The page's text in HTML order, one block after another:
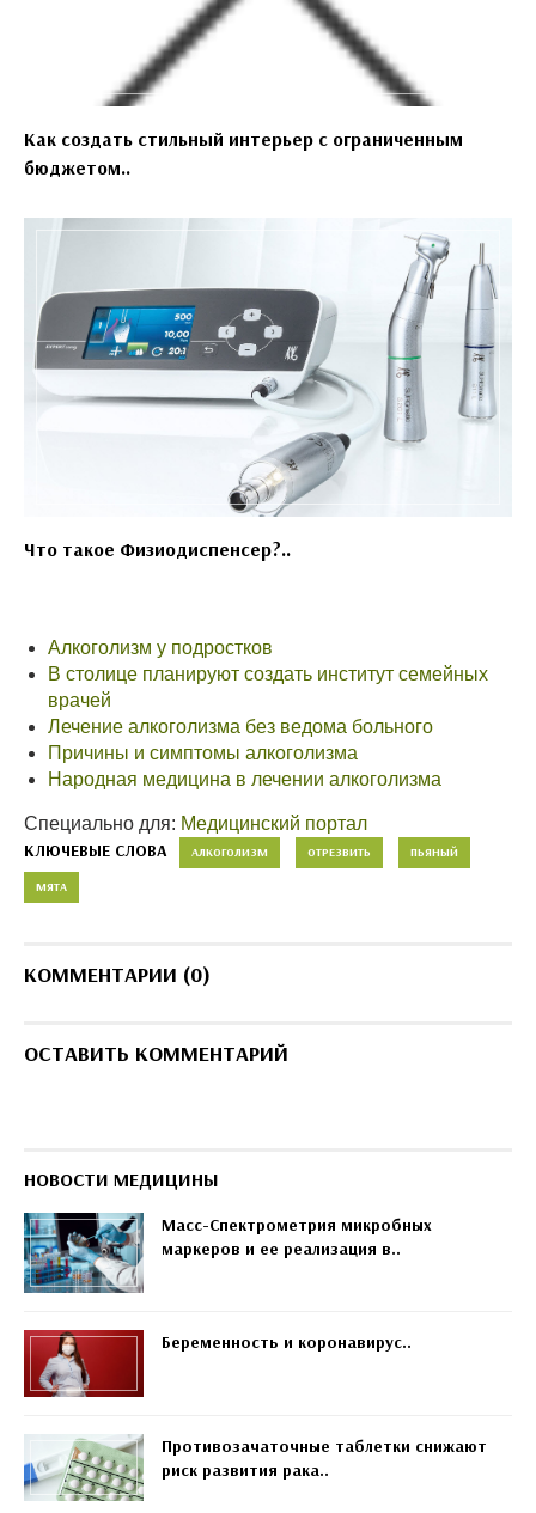
Как создать стильный интерьер с ограниченным
бюджетом..
Что такое Физиодиспенсер?..
Алкоголизм у подростков
В столице планируют создать институт семейных
врачей
Лечение алкоголизма без ведома больного
Причины и симптомы алкоголизма
Народная медицина в лечении алкоголизма
Специально для: Медицинский портал
КЛЮЧЕВЫЕ СЛОВА АЛКОГОЛИЗМ ОТРЕЗВИТЬ ПЬЯНЫЙ
МЯТА
КОММЕНТАРИИ (0)
ОСТАВИТЬ КОММЕНТАРИЙ
НОВОСТИ МЕДИЦИНЫ
Масс-Спектрометрия микробных
маркеров и ее реализация в..
Беременность и коронавирус..
Противозачаточные таблетки снижают
риск развития рака..